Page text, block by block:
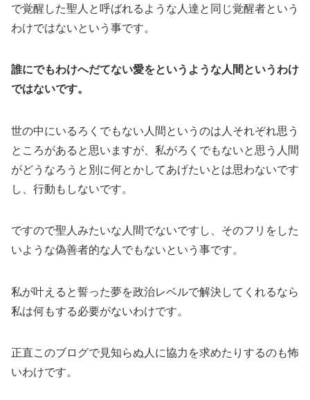
で覚醒した聖人と呼ばれるような人達と同じ覚醒者という
わけではないという事です。
誰にでもわけへだてない愛をというような人間というわけ
ではないです。
世の中にいるろくでもない人間というのは人それぞれ思う
ところがあると思いますが、私がろくでもないと思う人間
がどうなろうと別に何とかしてあげたいとは思わないです
し、行動もしないです。
ですので聖人みたいな人間でないですし、そのフリをした
いような偽善者的な人でもないという事です。
私が叶えると誓った夢を政治レベルで解決してくれるなら
私は何もする必要がないわけです。
正直このブログで見知らぬ人に協力を求めたりするのも怖
いわけです。